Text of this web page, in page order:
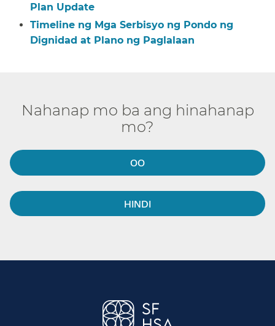
Plan Update​​
Timeline ng Mga Serbisyo ng Pondo ng
Dignidad at Plano ng Paglalaan​​
Nahanap mo ba ang hinahanap
mo?​​
OO​​
HINDI​​